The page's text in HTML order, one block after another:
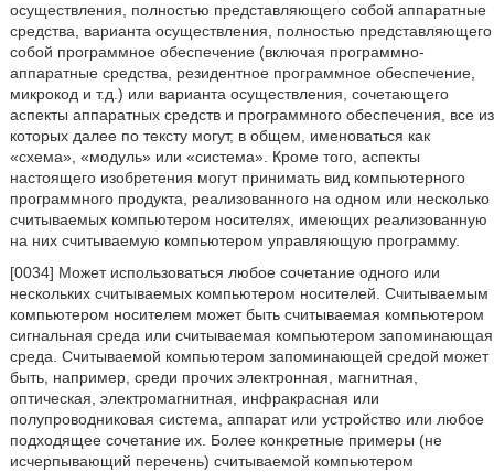
осуществления, полностью представляющего собой аппаратные
средства, варианта осуществления, полностью представляющего
собой программное обеспечение (включая программно-
аппаратные средства, резидентное программное обеспечение,
микрокод и т.д.) или варианта осуществления, сочетающего
аспекты аппаратных средств и программного обеспечения, все из
которых далее по тексту могут, в общем, именоваться как
«схема», «модуль» или «система». Кроме того, аспекты
настоящего изобретения могут принимать вид компьютерного
программного продукта, реализованного на одном или несколько
считываемых компьютером носителях, имеющих реализованную
на них считываемую компьютером управляющую программу.
[0034] Может использоваться любое сочетание одного или
нескольких считываемых компьютером носителей. Считываемым
компьютером носителем может быть считываемая компьютером
сигнальная среда или считываемая компьютером запоминающая
среда. Считываемой компьютером запоминающей средой может
быть, например, среди прочих электронная, магнитная,
оптическая, электромагнитная, инфракрасная или
полупроводниковая система, аппарат или устройство или любое
подходящее сочетание их. Более конкретные примеры (не
исчерпывающий перечень) считываемой компьютером